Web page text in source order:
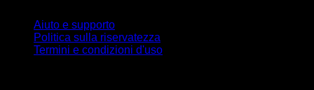
Aiuto e supporto
Politica sulla riservatezza
Termini e condizioni d'uso